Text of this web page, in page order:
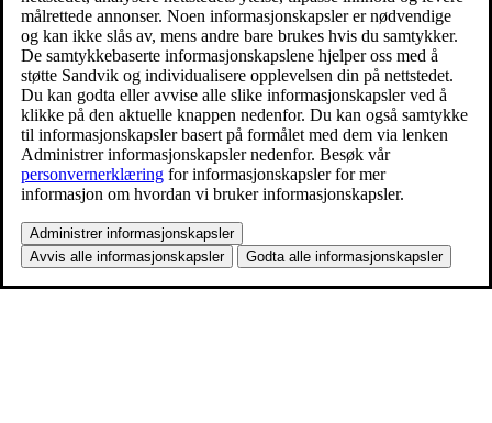
målrettede annonser. Noen informasjonskapsler er nødvendige
og kan ikke slås av, mens andre bare brukes hvis du samtykker.
De samtykkebaserte informasjonskapslene hjelper oss med å
støtte Sandvik og individualisere opplevelsen din på nettstedet.
Du kan godta eller avvise alle slike informasjonskapsler ved å
klikke på den aktuelle knappen nedenfor. Du kan også samtykke
til informasjonskapsler basert på formålet med dem via lenken
Administrer informasjonskapsler nedenfor. Besøk vår
personvernerklæring for informasjonskapsler for mer
informasjon om hvordan vi bruker informasjonskapsler.
Administrer informasjonskapsler
Avvis alle informasjonskapsler
Godta alle informasjonskapsler